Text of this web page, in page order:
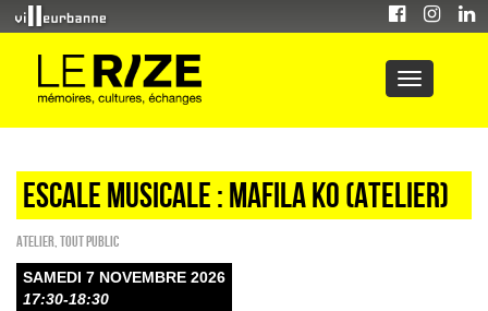
ESCALE MUSICALE : MAFILA KO (ATELIER)
Atelier Tout public
SAMEDI 7 NOVEMBRE 2026
17:30-18:30